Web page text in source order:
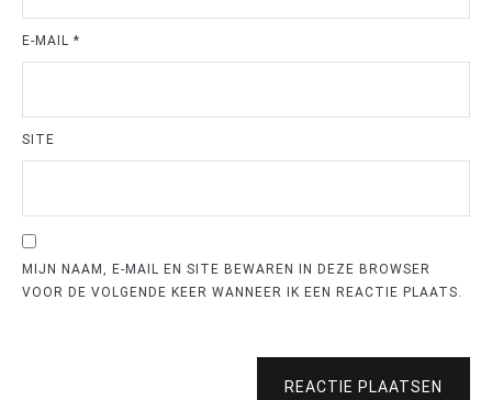
E-MAIL *
SITE
MIJN NAAM, E-MAIL EN SITE BEWAREN IN DEZE BROWSER
VOOR DE VOLGENDE KEER WANNEER IK EEN REACTIE PLAATS.
REACTIE PLAATSEN